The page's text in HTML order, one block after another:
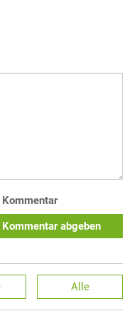
Kommentar abgeben
Alle